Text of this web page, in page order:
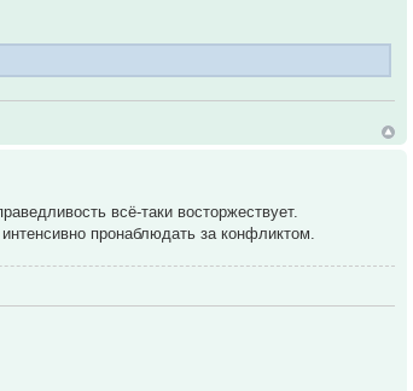
всё-таки восторжествует.
пронаблюдать за конфликтом.